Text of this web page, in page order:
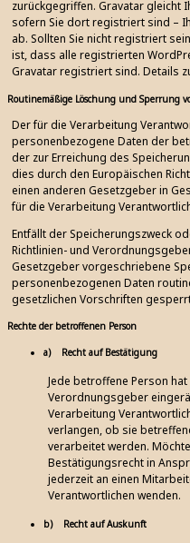
zurückgegriffen. Gravatar gleicht
sofern Sie dort registriert sind –
ab. Sollten Sie nicht registriert
ist, dass alle registrierten
Gravatar registriert sind. Details
Routinemäßige Löschung und Sperrung
Der für die Verarbeitung
personenbezogene Daten der
der zur Erreichung des
dies durch den Europäischen
einen anderen Gesetzgeber in
für die Verarbeitung
Entfällt der Speicherungszweck
Richtlinien- und
Gesetzgeber vorgeschriebene
personenbezogenen Daten
gesetzlichen Vorschriften
Rechte der betroffenen Person
a) Recht auf Bestätigung
Jede betroffene Person
Verordnungsgeber
Verarbeitung
verlangen, ob sie
verarbeitet werden.
Bestätigungsrecht in
jederzeit an einen
Verantwortlichen wenden.
b) Recht auf Auskunft